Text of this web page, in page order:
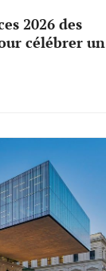
2026 des
célébrer un